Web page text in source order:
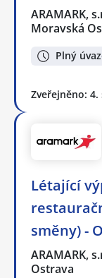
ARAMARK,
Moravská
Plný
Zveřejněno: 4.
Létající
směny) -
ARAMARK,
Ostrava